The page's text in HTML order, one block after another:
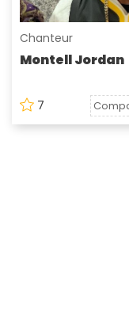
Chanteur
Montell Jordan
7